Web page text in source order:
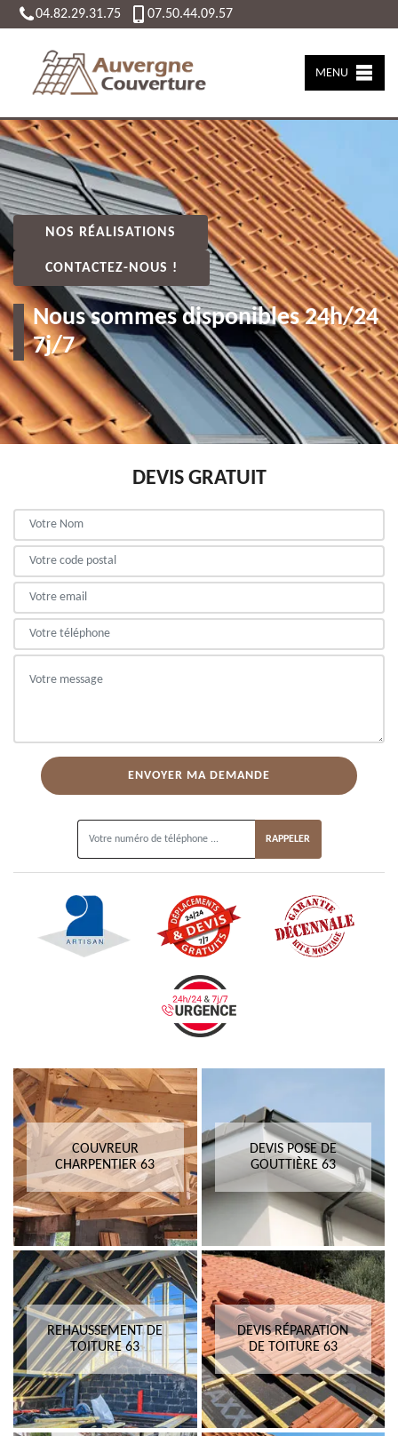
04.82.29.31.75 07.50.44.09.57
MENU
NOS RÉALISATIONS
CONTACTEZ-NOUS !
Nous sommes disponibles 24h/24
7j/7
DEVIS GRATUIT
COUVREUR
CHARPENTIER 63
DEVIS POSE DE
GOUTTIÈRE 63
REHAUSSEMENT DE
TOITURE 63
DEVIS RÉPARATION
DE TOITURE 63